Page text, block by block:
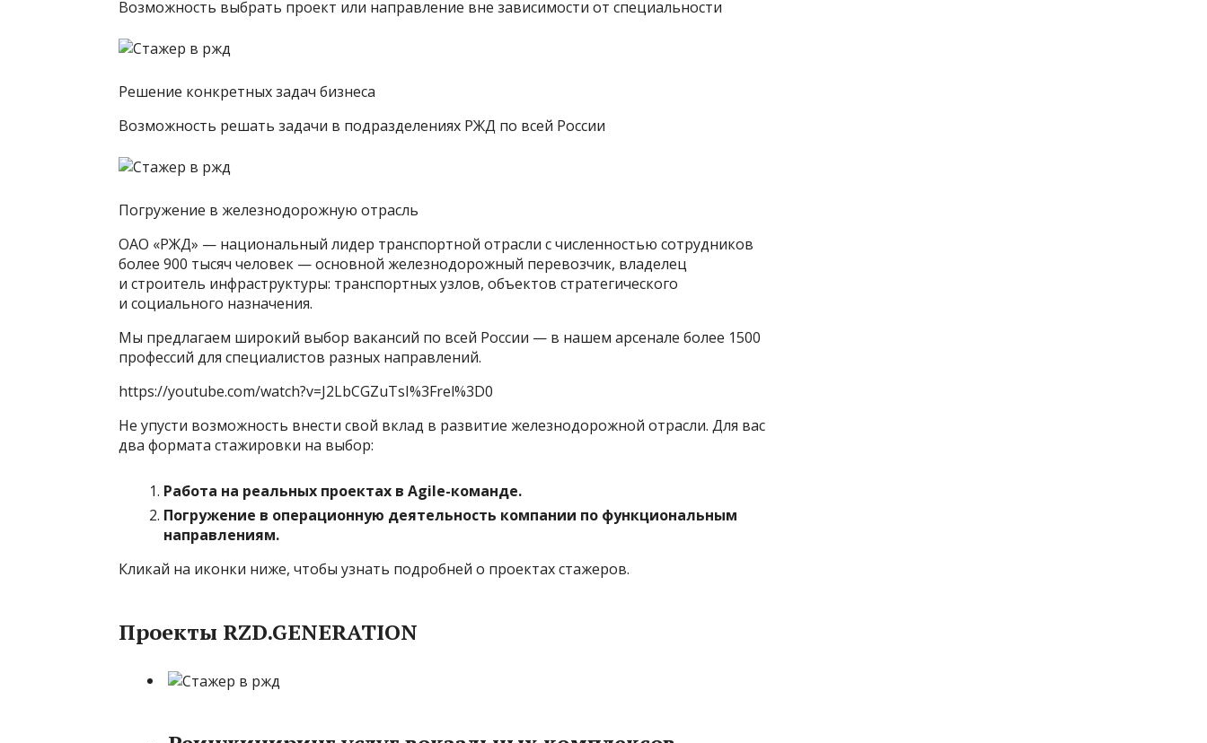
Возможность выбрать проект или направление вне зависимости от специальности
Решение конкретных задач бизнеса
Возможность решать задачи в подразделениях РЖД по всей России
Погружение в железнодорожную отрасль
ОАО «РЖД» — национальный лидер транспортной отрасли с численностью сотрудников
более 900 тысяч человек — основной железнодорожный перевозчик, владелец
и строитель инфраструктуры: транспортных узлов, объектов стратегического
и социального назначения.
Мы предлагаем широкий выбор вакансий по всей России — в нашем арсенале более 1500
профессий для специалистов разных направлений.
https://youtube.com/watch?v=J2LbCGZuTsI%3Frel%3D0
Не упусти возможность внести свой вклад в развитие железнодорожной отрасли. Для вас
два формата стажировки на выбор:
Работа на реальных проектах в Agile-команде.
Погружение в операционную деятельность компании по функциональным
направлениям.
Кликай на иконки ниже, чтобы узнать подробней о проектах стажеров.
Проекты RZD.GENERATION